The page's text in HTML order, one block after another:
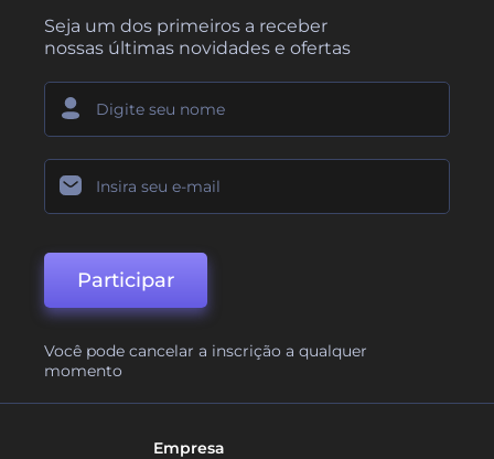
Seja um dos primeiros a receber
nossas últimas novidades e ofertas
Participar
Você pode cancelar a inscrição a qualquer
momento
Empresa